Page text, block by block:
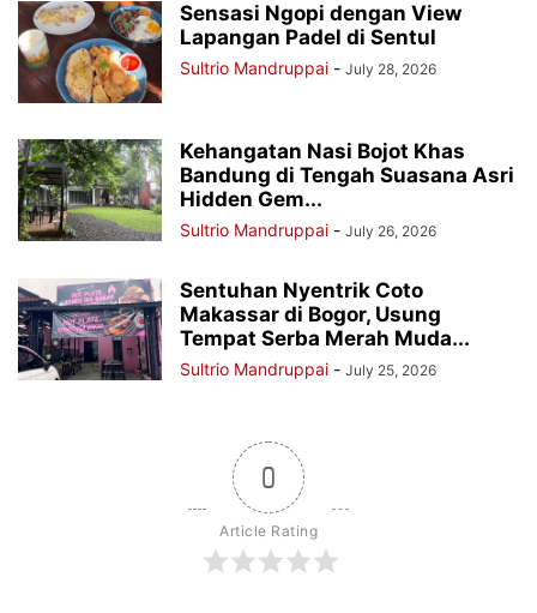
Sensasi Ngopi dengan View
Lapangan Padel di Sentul
Sultrio Mandruppai - July 28, 2026
Kehangatan Nasi Bojot Khas
Bandung di Tengah Suasana Asri
Hidden Gem...
Sultrio Mandruppai - July 26, 2026
Sentuhan Nyentrik Coto
Makassar di Bogor, Usung
Tempat Serba Merah Muda...
Sultrio Mandruppai - July 25, 2026
0
Article Rating